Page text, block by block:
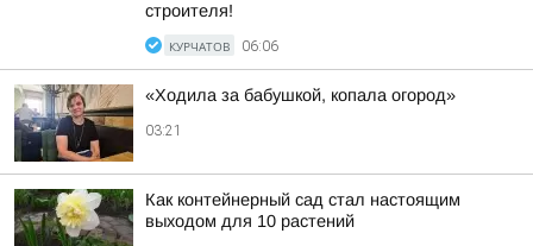
строителя!
КУРЧАТОВ 06:06
«Ходила за бабушкой, копала огород»
03:21
Как контейнерный сад стал настоящим
выходом для 10 растений